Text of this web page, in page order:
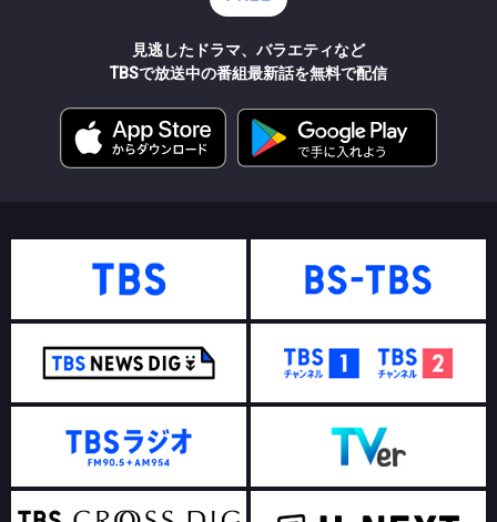
見逃したドラマ、バラエティなど
TBSで放送中の番組最新話を無料で配信